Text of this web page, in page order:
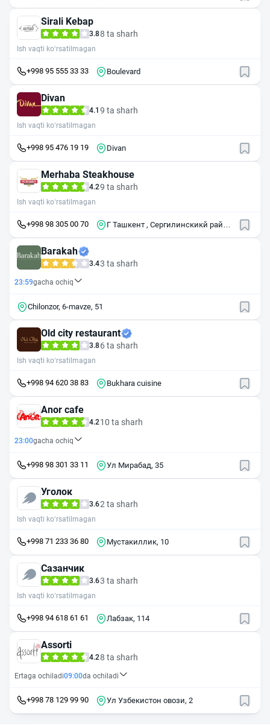
Sirali Kebap
3.88 ta sharh
Ish vaqti ko‘rsatilmagan
+998 95 555 33 33 Boulevard
Divan
4.1 9 ta sharh
Ish vaqti ko‘rsatilmagan
+998 95 476 19 19 Divan
Merhaba Steakhouse
4.29 ta sharh
Ish vaqti ko‘rsatilmagan
+998 98 305 00 70
Г Ташкент , Сергилинскикй район
Barakah
3.43 ta sharh
23:59gacha ochiq
Chilonzor, 6-mavze, 51
Old city restaurant
3.86 ta sharh
Ish vaqti ko‘rsatilmagan
+998 94 620 38 83 Bukhara cuisine
Anor cafe
4.2 10 ta sharh
23:00gacha ochiq
+998 98 301 33 11 Ул Мирабад, 35
Уголок
3.62 ta sharh
Ish vaqti ko‘rsatilmagan
+998 71 233 36 80 Мустакиллик, 10
Сазанчик
3.63 ta sharh
Ish vaqti ko‘rsatilmagan
+998 94 618 61 61 Лабзак, 114
Assorti
4.28 ta sharh
Ertaga ochiladi09:00da ochiladi
+998 78 129 99 90 Ул Узбекистон овози, 2